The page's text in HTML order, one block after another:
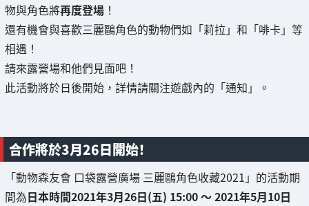
物與角色將再度登場 ！
還有機會與喜歡三麗鷗角色的動物們如「莉拉」和「啡卡」等
相遇！
請來露營場和他們見面吧！
此活動將於日後開始，詳情請關注遊戲內的「通知」。
合作將於3月26日開始！
「動物森友會 口袋露營廣場 三麗鷗角色收藏2021」的活動期
間為日本時間2021年3月26日(五) 15:00 ～ 2021年5月10日